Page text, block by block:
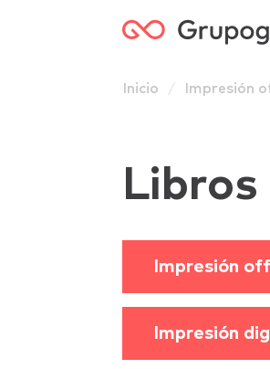
Inicio Impresión
Libros
Impresión
Impresión